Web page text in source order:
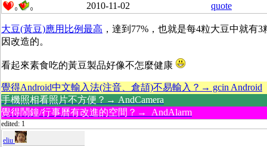
0 0 2010-11-02 quote
大豆(黃豆)應用比例最高 ，達到77%，也就是每4粒大豆中就有3
因改造的。
看起來素食吃的黃豆製品好像不怎麼健康
覺得Android中文輸入法(注音、倉頡)不易輸入？→ gcin Android
手機照相看照片不方便？→ AndCamera
覺得鬧鐘/行事曆有改進的空間？→ AndAlarm
edited: 1
eliu